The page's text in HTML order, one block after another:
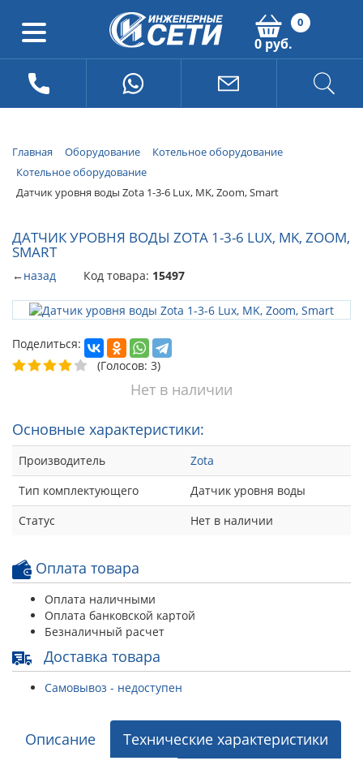
0
0 руб.
Главная Оборудование
Котельное оборудование
Котельное оборудование
Датчик уровня воды Zota 1-3-6 Lux, MK, Zoom, Smart
ДАТЧИК УРОВНЯ ВОДЫ ZOTA 1-3-6 LUX, MK, ZOOM,
SMART
←назад Код товара: 15497
Поделиться:
(Голосов: 3)
Нет в наличии
Основные характеристики:
Производитель
Zota
Тип комплектующего
Датчик уровня воды
Статус
Нет в наличии
Оплата товара
Оплата наличными
Оплата банковской картой
Безналичный расчет
Доставка товара
Самовывоз - недоступен
Описание
Технические характеристики